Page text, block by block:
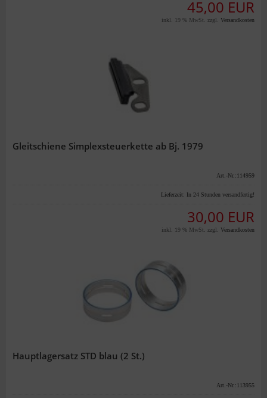
45,00 EUR
inkl. 19 % MwSt. zzgl. Versandkosten
Gleitschiene Simplexsteuerkette ab Bj. 1979
Art.-Nr.:114959
Lieferzeit: In 24 Stunden versandfertig!
30,00 EUR
inkl. 19 % MwSt. zzgl. Versandkosten
Hauptlagersatz STD blau (2 St.)
Art.-Nr.:113955